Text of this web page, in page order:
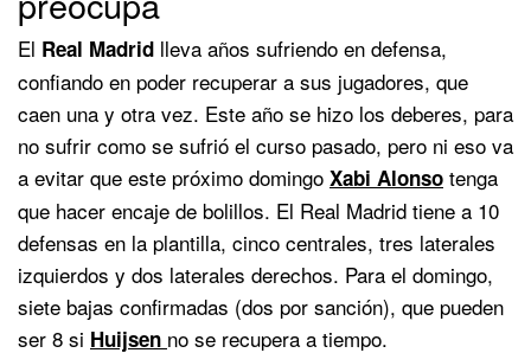
El Real Madrid lleva años sufriendo en defensa,
confiando en poder recuperar a sus jugadores, que
caen una y otra vez. Este año se hizo los deberes, para
no sufrir como se sufrió el curso pasado, pero ni eso va
a evitar que este próximo domingo Xabi Alonso tenga
que hacer encaje de bolillos. El Real Madrid tiene a 10
defensas en la plantilla, cinco centrales, tres laterales
izquierdos y dos laterales derechos. Para el domingo,
siete bajas confirmadas (dos por sanción), que pueden
ser 8 si Huijsen no se recupera a tiempo.